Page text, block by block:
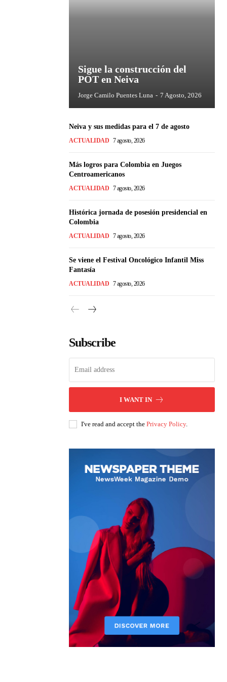
Sigue la construcción del
POT en Neiva
Jorge Camilo Puentes Luna - 7 Agosto, 2026
Neiva y sus medidas para el 7 de agosto
ACTUALIDAD 7 agosto, 2026
Más logros para Colombia en Juegos
Centroamericanos
ACTUALIDAD 7 agosto, 2026
Histórica jornada de posesión presidencial en
Colombia
ACTUALIDAD 7 agosto, 2026
Se viene el Festival Oncológico Infantil Miss
Fantasía
ACTUALIDAD 7 agosto, 2026
Subscribe
I WANT IN
I've read and accept the Privacy Policy.